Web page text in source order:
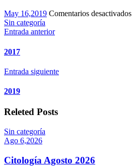
May 16,2019 Comentarios desactivadosen
Sin categoría
Entrada anterior
2017
Entrada siguiente
2019
Releted Posts
Sin categoría
Ago 6,2026
Citología Agosto 2026